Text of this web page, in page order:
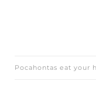
Pocahontas eat your